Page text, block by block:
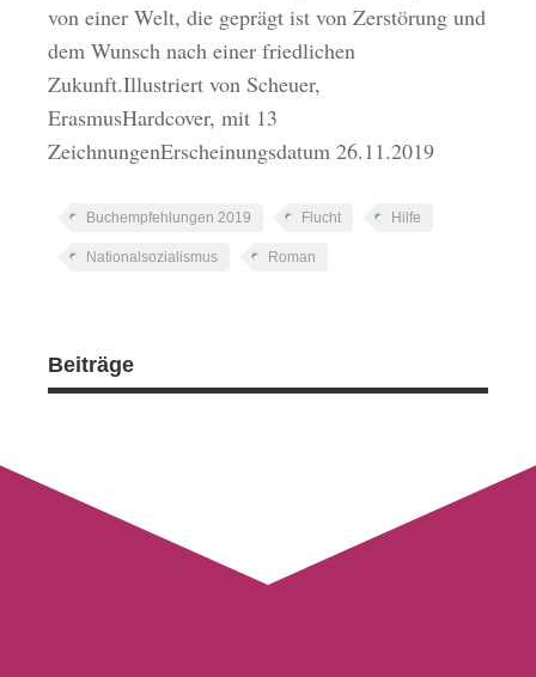
von einer Welt, die geprägt ist von Zerstörung und
dem Wunsch nach einer friedlichen
Zukunft.Illustriert von Scheuer,
ErasmusHardcover, mit 13
ZeichnungenErscheinungsdatum 26.11.2019
Buchempfehlungen 2019 Flucht Hilfe
Nationalsozialismus Roman
Beiträge